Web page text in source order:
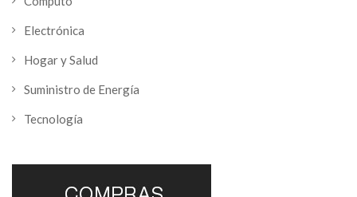
Electrónica
Hogar y Salud
Suministro de Energía
Tecnología